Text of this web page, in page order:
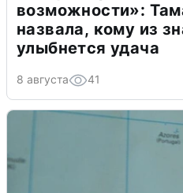
возможности»:
назвала, кому из
улыбнется удача
8 августа 41